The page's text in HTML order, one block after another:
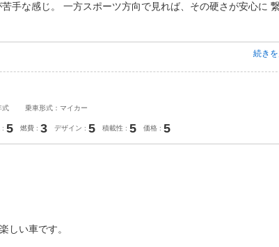
手な感じ。 一方スポーツ方向で見れば、その硬さが安心に
続き
式
乗車形式：マイカー
5 燃費 3 デザイン 5 積載性 5 価格 5
しい車です。